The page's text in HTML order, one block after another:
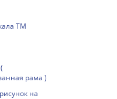
ТМ
рама )
на